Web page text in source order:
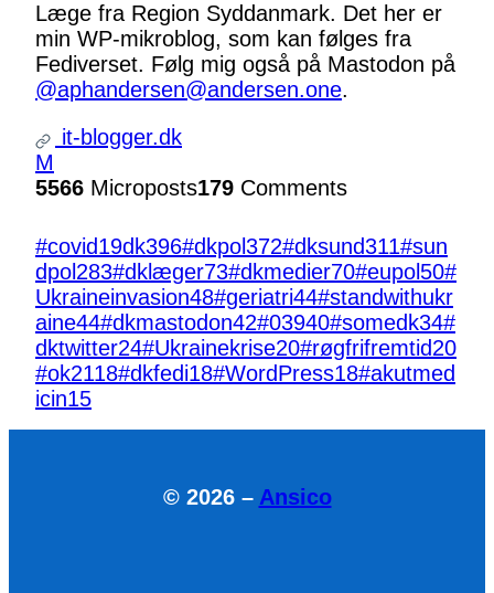
Læge fra Region Syddanmark. Det her er
min WP-mikroblog, som kan følges fra
Fediverset. Følg mig også på Mastodon på
@aphandersen@andersen.one.
it-blogger.dk
M
5566 Microposts179 Comments
#covid19dk396#dkpol372#dksund311#sun
dpol 283#dklæger73#dkmedier70#eupol 50#
Ukraineinvasion48#geriatri44#standwithukr
aine44#dkmastodon42#03940#somedk34#
dktwitter24#Ukrainekrise20#røgfrifremtid20
#ok2118#dkfedi18#WordPress18#akutmed
icin15
© 2026 – Ansico